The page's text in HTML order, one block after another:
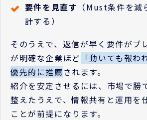
要件を見直す （Must条件を
計する）
そのうえで、返信が早く要件がブ
が明確な企業ほど 「動いても報わ
優先的に推薦されます。
紹介を安定させるには、市場で勝
整えたうえで、情報共有と運用を
ことが前提になります。